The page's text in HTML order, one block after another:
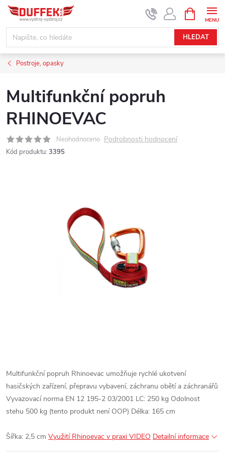
Přejít
obsah
HLEDAT
NÁKUPNÍ
KOŠÍK
Postroje, opasky
Multifunkční popruh
RHINOEVAC
Neohodnoceno Podrobnosti hodnocení
Kód produktu: 3395
Multifunkční popruh Rhinoevac umožňuje rychlé ukotvení
hasičských zařízení, přepravu vybavení, záchranu obětí a záchranářů
Vyvazovací norma EN 12 195-2 03/2001 LC: 250 kg Odolnost
stehu 500 kg (tento produkt není OOP) Délka: 165 cm
Šířka: 2,5 cm Využití Rhinoevac v praxi VIDEO Detailní informace